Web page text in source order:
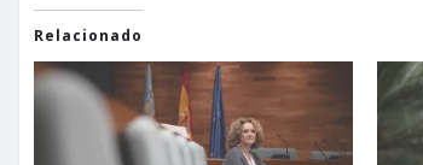
Relacionado